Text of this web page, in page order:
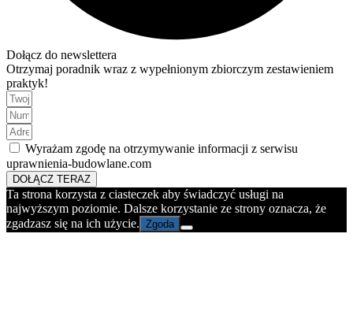
Dołącz do newslettera
Otrzymaj poradnik wraz z wypełnionym zbiorczym zestawieniem
praktyk!
Wyrażam zgodę na otrzymywanie informacji z serwisu
uprawnienia-budowlane.com
DOŁĄCZ TERAZ
Ta strona korzysta z ciasteczek aby świadczyć usługi na
najwyższym poziomie. Dalsze korzystanie ze strony oznacza, że
zgadzasz się na ich użycie. Zgoda